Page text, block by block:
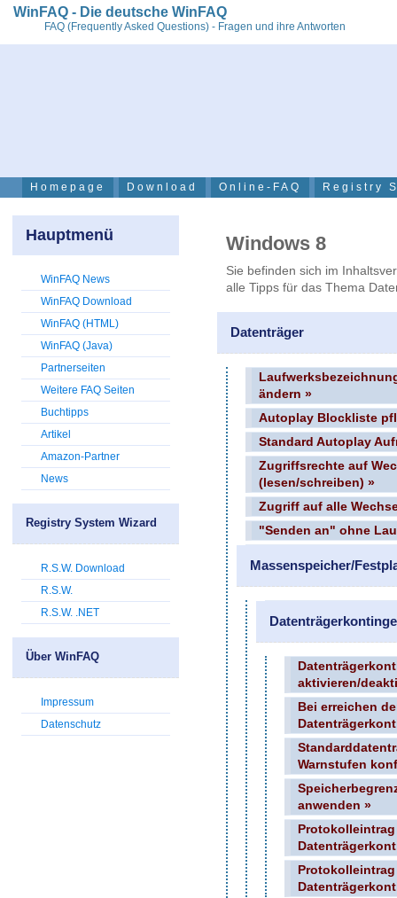
WinFAQ - Die deutsche WinFAQ
FAQ (Frequently Asked Questions) - Fragen und ihre Antworten
Homepage Download Online-FAQ Registry
Windows 8
Sie befinden sich im
alle Tipps für das Thema
Datenträger
ändern »
Autoplay Blockliste
Standard Autoplay
Zugriffsrechte auf
(lesen/schreiben) »
Zugriff auf alle
"Senden an" ohne
Massenspeicher/
aktivieren/
Bei erreichen
Warnstufen
anwenden »
Hauptmenü
WinFAQ News
WinFAQ Download
WinFAQ (HTML)
WinFAQ (Java)
Partnerseiten
Weitere FAQ Seiten
Buchtipps
Artikel
Amazon-Partner
News
Registry System Wizard
R.S.W. Download
R.S.W.
R.S.W. .NET
Über WinFAQ
Impressum
Datenschutz